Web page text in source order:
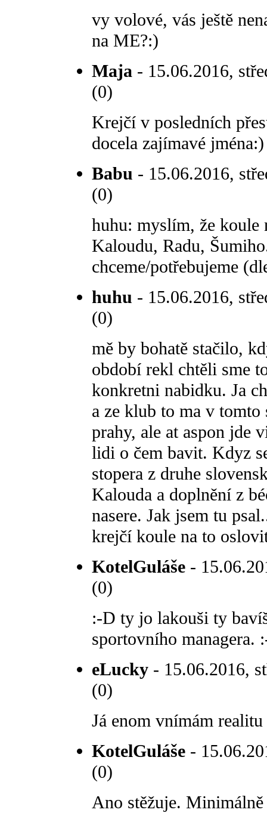
vy volové, vás ještě
na ME?:)
Maja - 15.06.2016,
(0)
Krejčí v posledních
docela zajímavé jména:)
Babu - 15.06.2016,
(0)
huhu: myslím, že koule
Kaloudu, Radu,
chceme/potřebujeme
huhu - 15.06.2016,
(0)
mě by bohatě stačilo,
období rekl chtěli sme
konkretni nabidku. Ja
a ze klub to ma v
prahy, ale at aspon jde
lidi o čem bavit. Kdyz
stopera z druhe
Kalouda a doplnění z
nasere. Jak jsem tu
krejčí koule na to
KotelGuláše -
(0)
:-D ty jo lakouši ty
sportovního managera.
eLucky - 15.06.2016,
(0)
Já enom vnímám
KotelGuláše -
(0)
Ano stěžuje.